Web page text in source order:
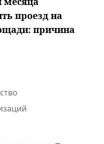
проезд на
причина